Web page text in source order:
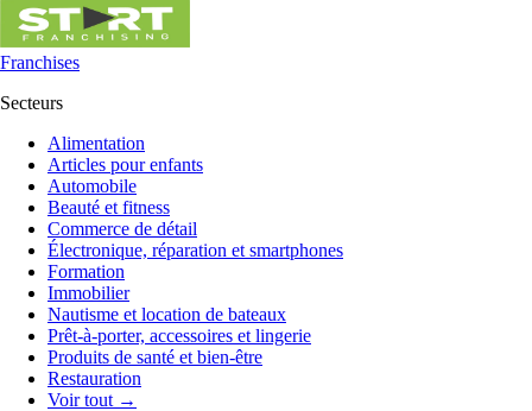
Franchises
Secteurs
Alimentation
Articles pour enfants
Automobile
Beauté et fitness
Commerce de détail
Électronique, réparation et smartphones
Formation
Immobilier
Nautisme et location de bateaux
Prêt-à-porter, accessoires et lingerie
Produits de santé et bien-être
Restauration
Voir tout →